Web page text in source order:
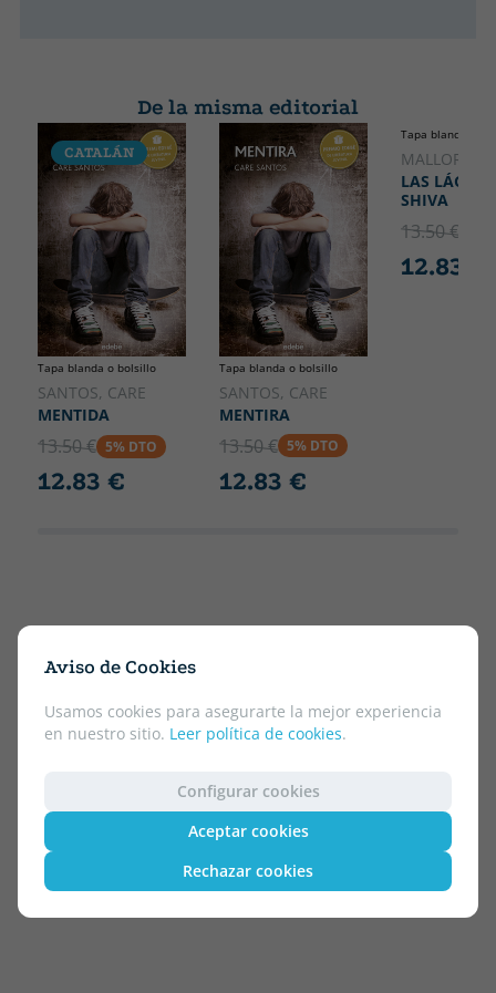
Aviso de Cookies
Usamos cookies para asegurarte la mejor experiencia
en nuestro sitio. Leer política de cookies.
Configurar cookies
Aceptar cookies
Rechazar cookies
De la misma editorial
CATALÁN
Tapa blanda o bolsillo
SANTOS, CARE
MENTIDA
13.50 € 5% DTO
12.83 €
Tapa blanda o bolsillo
SANTOS, CARE
MENTIRA
13.50 € 5% DTO
12.83 €
Tapa blanda o
LAS
SHIVA
13.50 €
12.83 €